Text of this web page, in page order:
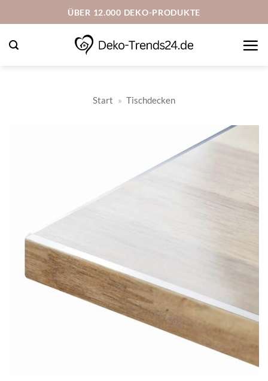
Inhalt
springen
ÜBER 12.000 DEKO-PRODUKTE
Start » Tischdecken